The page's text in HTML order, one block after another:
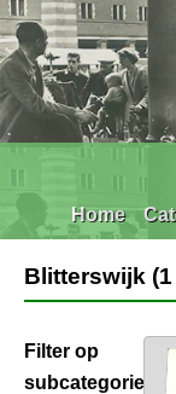
Home
Blitterswijk
Filter op
subcategorie